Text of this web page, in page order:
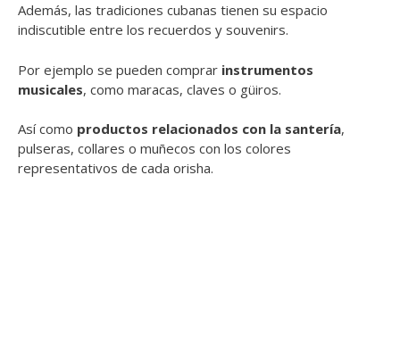
Además, las tradiciones cubanas tienen su espacio
indiscutible entre los recuerdos y souvenirs.
Por ejemplo se pueden comprar instrumentos
musicales, como maracas, claves o güiros.
Así como productos relacionados con la santería,
pulseras, collares o muñecos con los colores
representativos de cada orisha.